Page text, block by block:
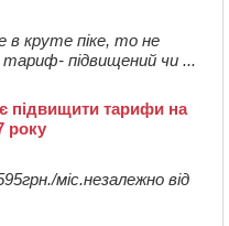
в круте піке, то не
підвищений чи ...
підвищити тарифи на
року
міс.незалежно від